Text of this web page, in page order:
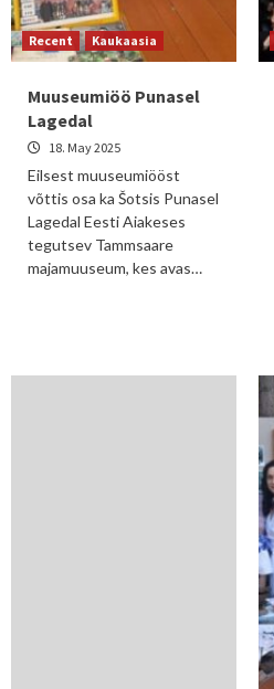
Recent Kaukaasia
Muuseumiöö Punasel
Lagedal
18. May 2025
Eilsest muuseumiööst
võttis osa ka Šotsis Punasel
Lagedal Eesti Aiakeses
tegutsev Tammsaare
majamuuseum, kes avas…